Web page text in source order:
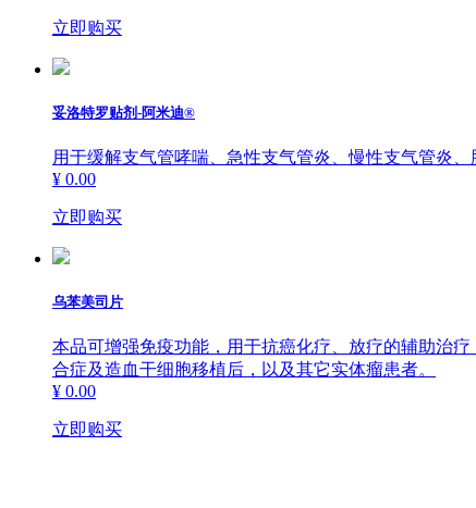
立即购买
妥洛特罗贴剂-阿米迪®
用于缓解支气管哮喘、急性支气管炎、慢性支气管炎
¥ 0.00
立即购买
乌苯美司片
本品可增强免疫功能，用于抗癌化疗、放疗的辅助治
合症及造血干细胞移植后，以及其它实体瘤患者。
¥ 0.00
立即购买